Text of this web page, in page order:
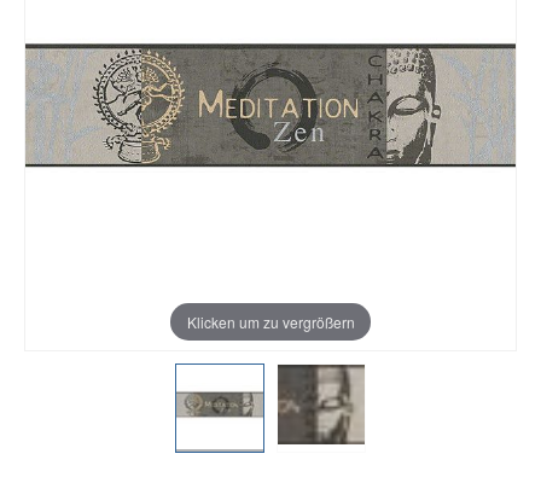
Klicken um zu vergrößern